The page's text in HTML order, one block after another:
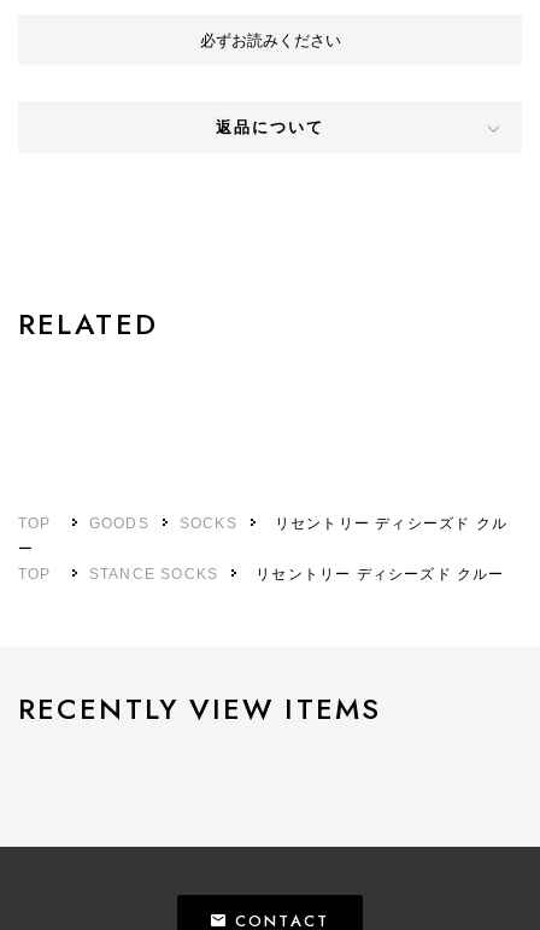
必ずお読みください
返品について
RELATED
TOP GOODS SOCKS
リセントリー ディシーズド クル
ー
TOP
STANCE SOCKS リセントリー ディシーズド クルー
RECENTLY VIEW ITEMS
CONTACT